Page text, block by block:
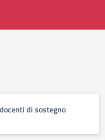
di sostegno